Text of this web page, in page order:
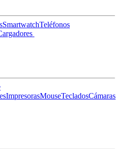
SmartwatchTeléfonos
ImpresorasMouseTecladosCámaras